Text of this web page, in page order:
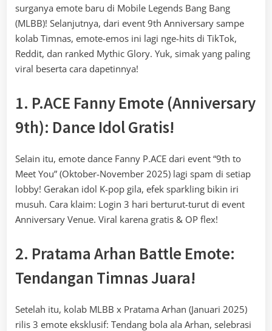
surganya emote baru di Mobile Legends Bang Bang
(MLBB)! Selanjutnya, dari event 9th Anniversary sampe
kolab Timnas, emote-emos ini lagi nge-hits di TikTok,
Reddit, dan ranked Mythic Glory. Yuk, simak yang paling
viral beserta cara dapetinnya!
1. P.ACE Fanny Emote (Anniversary
9th): Dance Idol Gratis!
Selain itu, emote dance Fanny P.ACE dari event “9th to
Meet You” (Oktober-November 2025) lagi spam di setiap
lobby! Gerakan idol K-pop gila, efek sparkling bikin iri
musuh. Cara klaim: Login 3 hari berturut-turut di event
Anniversary Venue. Viral karena gratis & OP flex!
2. Pratama Arhan Battle Emote:
Tendangan Timnas Juara!
Setelah itu, kolab MLBB x Pratama Arhan (Januari 2025)
rilis 3 emote eksklusif: Tendang bola ala Arhan, selebrasi